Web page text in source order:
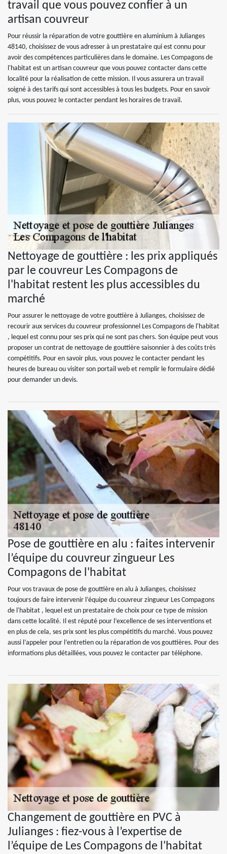
travail que vous pouvez confier à un
artisan couvreur
Pour réussir la réparation de votre gouttière en aluminium à Julianges
48140, choisissez de vous adresser à un prestataire qui est connu pour
avoir des compétences particulières dans le domaine. Les Compagons de
l'habitat est un artisan couvreur que vous pouvez contacter dans cette
localité pour la réalisation de cette mission. Il vous assurera un travail
soigné à des tarifs qui sont accessibles à tous les budgets. Pour en savoir
plus, vous pouvez le contacter pendant les horaires de travail.
Nettoyage de gouttière : les prix appliqués
par le couvreur Les Compagons de
l'habitat restent les plus accessibles du
marché
Pour assurer le nettoyage de votre gouttière à Julianges, choisissez de
recourir aux services du couvreur professionnel Les Compagons de l'habitat
, lequel est connu pour ses prix qui ne sont pas chers. Son équipe peut vous
proposer un contrat de nettoyage de gouttière saisonnier à des coûts très
compétitifs. Pour en savoir plus, vous pouvez le contacter pendant les
heures de bureau ou visiter son portail web et remplir le formulaire dédié
pour demander un devis.
Pose de gouttière en alu : faites intervenir
l’équipe du couvreur zingueur Les
Compagons de l'habitat
Pour vos travaux de pose de gouttière en alu à Julianges, choisissez
toujours de faire intervenir l’équipe du couvreur zingueur Les Compagons
de l'habitat , lequel est un prestataire de choix pour ce type de mission
dans cette localité. Il est réputé pour l’excellence de ses interventions et
en plus de cela, ses prix sont les plus compétitifs du marché. Vous pouvez
aussi l’appeler pour l’entretien ou la réparation de vos gouttières. Pour des
informations plus détaillées, vous pouvez le contacter par téléphone.
Changement de gouttière en PVC à
Julianges : fiez-vous à l’expertise de
l’équipe de Les Compagons de l'habitat